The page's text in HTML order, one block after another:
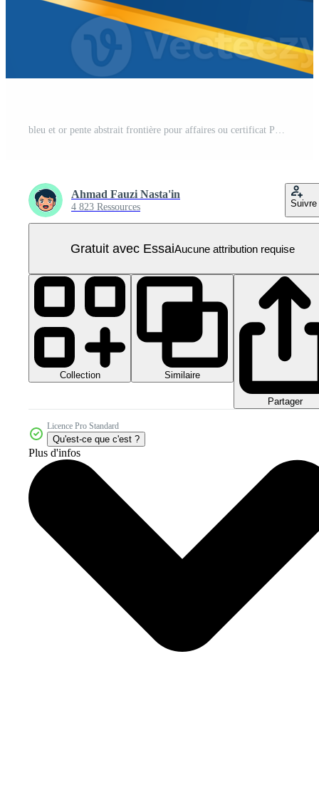
bleu et or pente abstrait frontière pour affaires ou certificat PNG Pro
Ahmad Fauzi Nasta'in
4 823 Ressources Suivre
Gratuit avec EssaiAucune attribution requise
Collection Similaire
Partager
Licence Pro Standard
Qu'est-ce que c'est ?
Plus d'infos